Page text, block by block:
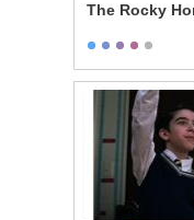
The Rocky